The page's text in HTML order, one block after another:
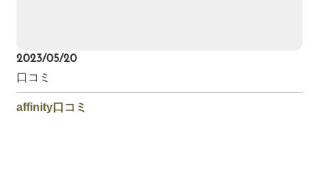
2023/05/20
口コミ
affinity口コミ